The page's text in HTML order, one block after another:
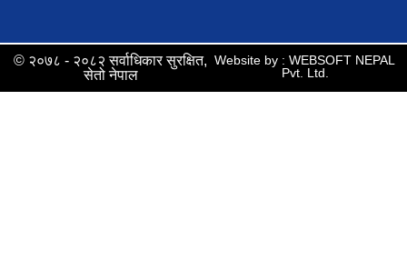
© २०७८ - २०८२ सर्वाधिकार सुरक्षित,
सेतो नेपाल
Website by : WEBSOFT NEPAL
Pvt. Ltd.